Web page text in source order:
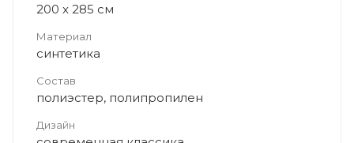
200 x 285 см
Материал
синтетика
Состав
полиэстер, полипропилен
Дизайн